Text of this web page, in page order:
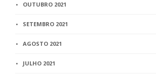
OUTUBRO 2021
SETEMBRO 2021
AGOSTO 2021
JULHO 2021